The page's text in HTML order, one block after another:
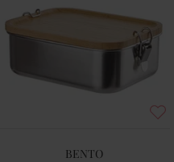
BENTO